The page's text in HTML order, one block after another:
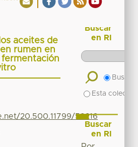
aceites de
rumen en
20.500.11799/59216
Buscar
en RI
Buscar
Esta
Buscar
en RI